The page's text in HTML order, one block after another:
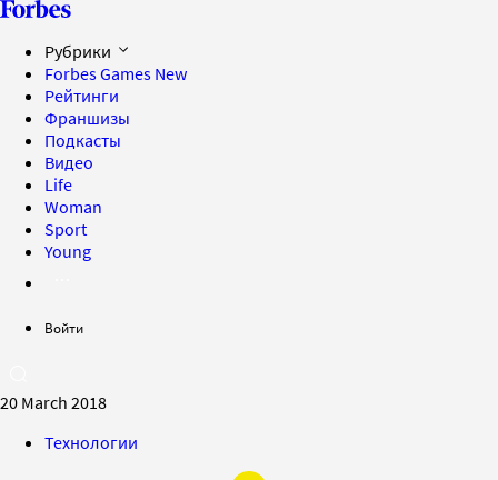
Рубрики
Forbes Games New
Рейтинги
Франшизы
Подкасты
Видео
Life
Woman
Sport
Young
Войти
20 March 2018
Технологии